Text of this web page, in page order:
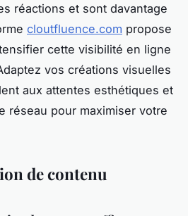
réactions et sont davantage
cloutfluence.com propose
cette visibilité en ligne
vos créations visuelles
aux attentes esthétiques et
réseau pour maximiser votre
de contenu